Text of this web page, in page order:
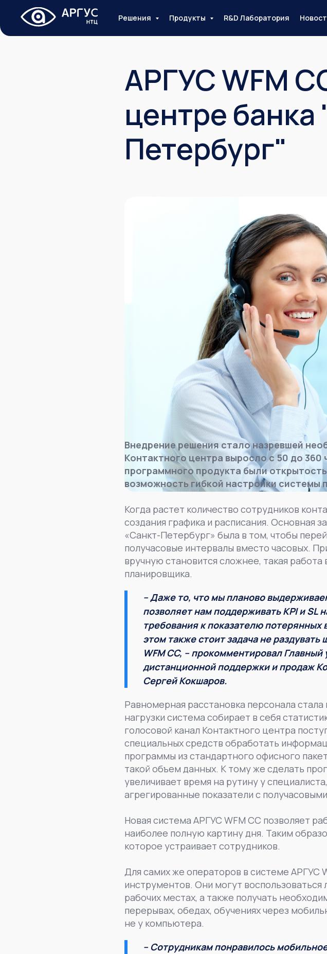
Решения Продукты R&D Лаборатория
АРГУС WFM
центре
Петербург"
Внедрение решения стало назревшей
Контактного центра выросло с 50 до
программного продукта были
возможность гибкой настройки
Когда растет количество сотрудников
создания графика и расписания. Основная
«Санкт-Петербург» была в том, чтобы
получасовые интервалы вместо часовых.
вручную становится сложнее, такая
планировщика.
– Даже то, что мы планово
позволяет нам поддерживать KPI и SL
требования к показателю потерянных
этом также стоит задача не
WFM CC, – прокомментировалГлавный
дистанционной поддержки и продаж
Сергей Кокшаров.
Равномерная расстановка персонала
нагрузки система собирает в себя
голосовой канал Контактного центра
специальных средств обработать
программы из стандартного офисного
такой объем данных. К тому же сделать
увеличивает время на рутину у
агрегированные показатели с
Новая система АРГУС WFM CC позволяет
наиболее полную картину дня. Таким
которое устраивает сотрудников.
Для самих же операторов в системе АРГУС
инструментов. Они могут
рабочих местах, а также получать
перерывах, обедах, обучениях через
не у компьютера.
– Сотрудникам понравилось